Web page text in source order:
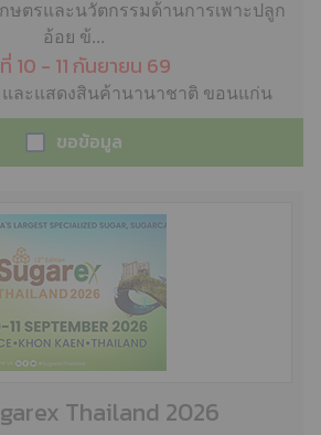
กษตรและนวัตกรรมด้านการเพาะปลูก
อ้อย ข้...
10 - 11 กันยายน 69
ละแสดงสินค้านานาชาติ ขอนแก่น
ขอข้อมูล
Thailand 2026